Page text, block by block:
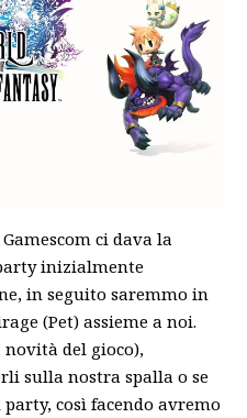
ci dava la
inizialmente
in seguito saremmo in
(Pet) assieme a noi.
del gioco),
sulla nostra spalla o se
così facendo avremo